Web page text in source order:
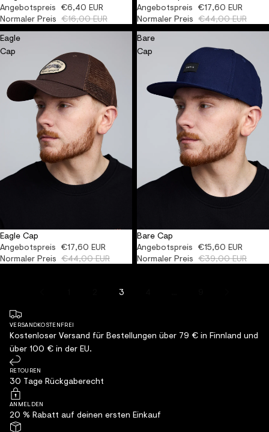
Angebotspreis €6,40 EUR
Normaler Preis €16,00 EUR
Angebotspreis €17,60 EUR
Normaler Preis €44,00 EUR
Eagle
Cap
AUSVERKAUFT
Eagle Cap
Angebotspreis €17,60 EUR
Normaler Preis €44,00 EUR
Bare
Cap
AUSVERKAUFT
Bare Cap
Angebotspreis €15,60 EUR
Normaler Preis €39,00 EUR
3
VERSANDKOSTENFREI
Kostenloser Versand für Bestellungen über 79 € in Finnland und
über 100 € in der EU.
RETOUREN
30 Tage Rückgaberecht
ANMELDEN
20 % Rabatt auf deinen ersten Einkauf